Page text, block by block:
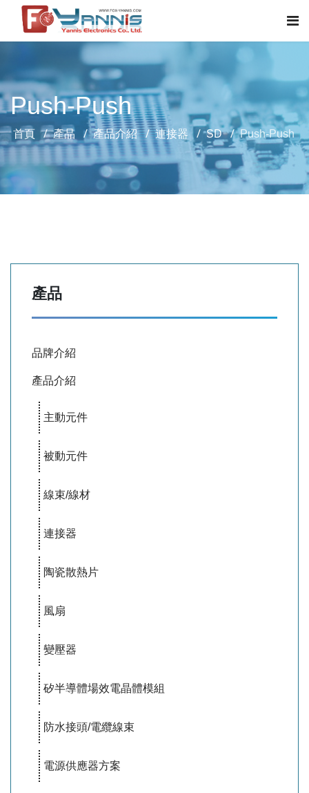
Push-Push
首頁 產品 產品介紹 連接器 SD Push-Push
產品
品牌介紹
產品介紹
主動元件
被動元件
線束/線材
連接器
陶瓷散熱片
風扇
變壓器
矽半導體場效電晶體模組
防水接頭/電纜線束
電源供應器方案